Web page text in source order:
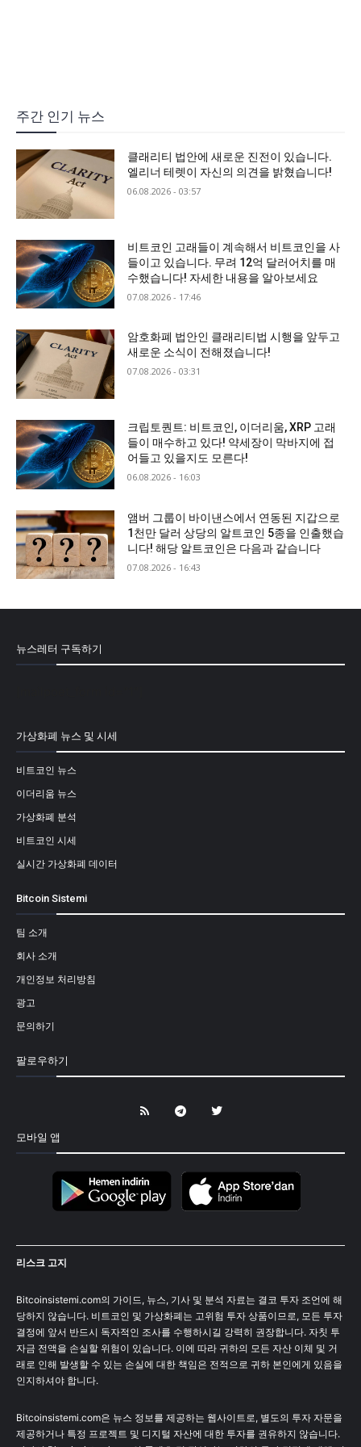
주간 인기 뉴스
클래리티 법안에 새로운 진전이 있습니다.
엘리너 테렛이 자신의 의견을 밝혔습니다!
06.08.2026 - 03:57
비트코인 고래들이 계속해서 비트코인을 사
들이고 있습니다. 무려 12억 달러어치를 매
수했습니다! 자세한 내용을 알아보세요
07.08.2026 - 17:46
암호화폐 법안인 클래리티법 시행을 앞두고
새로운 소식이 전해졌습니다!
07.08.2026 - 03:31
크립토퀀트: 비트코인, 이더리움, XRP 고래
들이 매수하고 있다! 약세장이 막바지에 접
어들고 있을지도 모른다!
06.08.2026 - 16:03
앰버 그룹이 바이낸스에서 연동된 지갑으로
1천만 달러 상당의 알트코인 5종을 인출했습
니다! 해당 알트코인은 다음과 같습니다
07.08.2026 - 16:43
뉴스레터 구독하기
가상화폐 뉴스 및 시세
비트코인 뉴스
이더리움 뉴스
가상화폐 분석
비트코인 시세
실시간 가상화폐 데이터
Bitcoin Sistemi
팀 소개
회사 소개
개인정보 처리방침
광고
문의하기
팔로우하기
모바일 앱
리스크 고지
Bitcoinsistemi.com의 가이드, 뉴스, 기사 및 분석 자료는 결코 투자 조언에 해
당하지 않습니다. 비트코인 및 가상화폐는 고위험 투자 상품이므로, 모든 투자
결정에 앞서 반드시 독자적인 조사를 수행하시길 강력히 권장합니다. 자칫 투
자금 전액을 손실할 위험이 있습니다. 이에 따라 귀하의 모든 자산 이체 및 거
래로 인해 발생할 수 있는 손실에 대한 책임은 전적으로 귀하 본인에게 있음을
인지하셔야 합니다.
Bitcoinsistemi.com은 뉴스 정보를 제공하는 웹사이트로, 별도의 투자 자문을
제공하거나 특정 프로젝트 및 디지털 자산에 대한 투자를 권유하지 않습니다.